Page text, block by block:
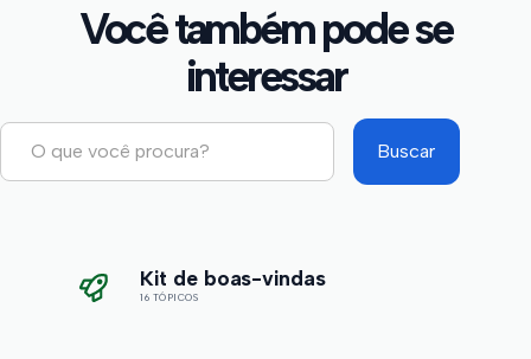
Você também pode se
interessar
Kit de boas-vindas
16 TÓPICOS